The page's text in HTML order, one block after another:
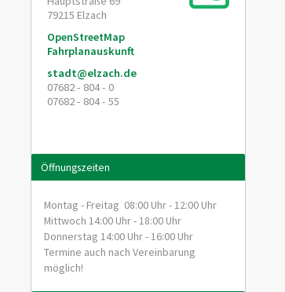
79215 Elzach
OpenStreetMap
Fahrplanauskunft
stadt@elzach.de
07682 - 804 - 0
07682 - 804 - 55
Öffnungszeiten
Montag - Freitag 08:00 Uhr - 12:00 Uhr
Mittwoch 14:00 Uhr - 18:00 Uhr
Donnerstag 14:00 Uhr - 16:00 Uhr
Termine auch nach Vereinbarung
möglich!